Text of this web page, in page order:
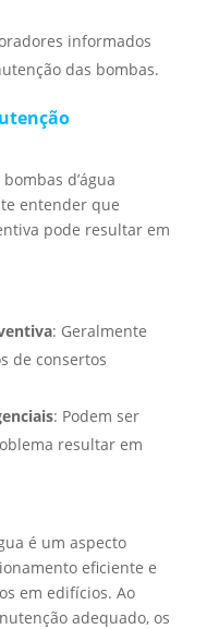
informados
das bombas.
d’água
entender que
pode resultar em
: Geralmente
de consertos
: Podem ser
resultar em
é um aspecto
eficiente e
em edifícios. Ao
adequado, os